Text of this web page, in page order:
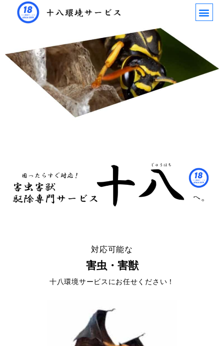
対応可能な
害虫・害獣
十八環境サービスにお任せください！